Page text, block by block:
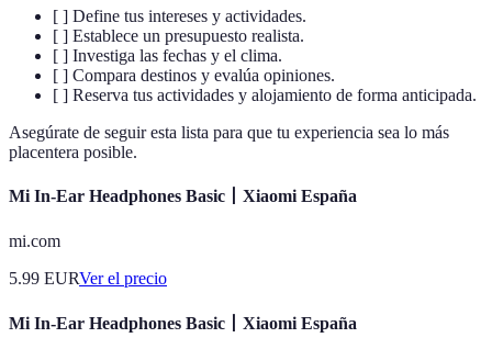
[ ] Define tus intereses y actividades.
[ ] Establece un presupuesto realista.
[ ] Investiga las fechas y el clima.
[ ] Compara destinos y evalúa opiniones.
[ ] Reserva tus actividades y alojamiento de forma anticipada.
Asegúrate de seguir esta lista para que tu experiencia sea lo más
placentera posible.
Mi In-Ear Headphones Basic丨Xiaomi España
mi.com
5.99 EURVer el precio
Mi In-Ear Headphones Basic丨Xiaomi España